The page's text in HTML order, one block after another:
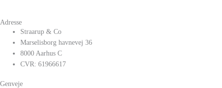
Adresse
Straarup & Co
Marselisborg havnevej 36
8000 Aarhus C
CVR: 61966617
Genveje